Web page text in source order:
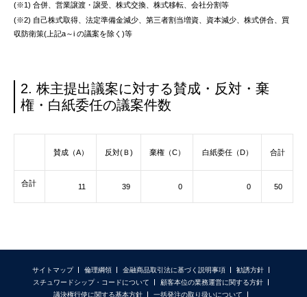
(※1) 合併、営業譲渡・譲受、株式交換、株式移転、会社分割等
(※2) 自己株式取得、法定準備金減少、第三者割当増資、資本減少、株式併合、買
収防衛策(上記a～i の議案を除く)等
2. 株主提出議案に対する賛成・反対・棄
権・白紙委任の議案件数
賛成（A） 反対(Ｂ) 棄権（C） 白紙委任（D） 合計
合計 11 39 0 0 50
サイトマップ 倫理綱領 金融商品取引法に基づく説明事項
勧誘方針
スチュワードシップ・コードについて
顧客本位の業務運営に関する方針
議決権行使に関する基本方針
一括発注の取り扱いについて